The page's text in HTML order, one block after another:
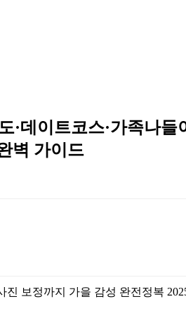
데이트코스·가족나들
벽 가이드